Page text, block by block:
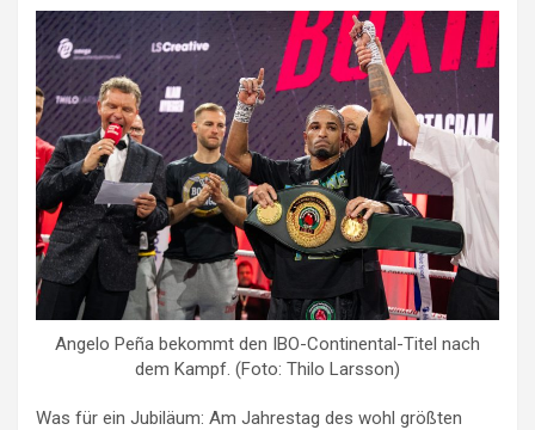
Angelo Peña bekommt den IBO-Continental-Titel nach
dem Kampf. (Foto: Thilo Larsson)
Was für ein Jubiläum: Am Jahrestag des wohl größten